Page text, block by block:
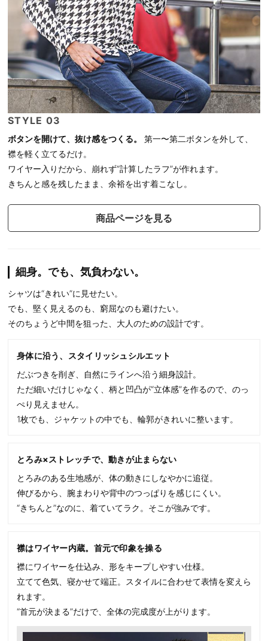
STYLE 03
ボタンを開けて、抜け感をつくる。
第一〜第二ボタンを外して、
襟を軽く立てるだけ。
ワイヤー入りだから、崩れず“計算したラフ”が作れます。
きちんと感を残したまま、余裕を出す着こなし。
商品ページを見る
細身。でも、気負わない。
シャツは“きれい”に見せたい。
でも、堅く見えるのも、窮屈なのも避けたい。
そのちょうど中間を狙った、大人のための設計です。
身体に沿う、スタイリッシュシルエット
だぶつきを削ぎ、自然にラインへ沿う細身設計。
ただ細いだけじゃなく、柄と凹凸が“立体感”を作るので、のっ
ぺり見えません。
1枚でも、ジャケットの中でも、輪郭がきれいに整います。
とろみ×ストレッチで、動きが止まらない
とろみのある生地感が、体の動きにしなやかに追従。
伸びるから、腕まわりや背中のつっぱりを感じにくい。
“きちんと”なのに、着ていてラク。そこが強みです。
襟はワイヤー内蔵。首元で印象を操る
襟にワイヤーを仕込み、形をキープしやすい仕様。
立てて色気、寝かせて端正。スタイルに合わせて表情を変えら
れます。
“首元が決まる”だけで、全体の完成度が上がります。